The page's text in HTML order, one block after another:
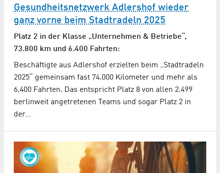
Gesundheitsnetzwerk Adlershof wieder
ganz vorne beim Stadtradeln 2025
Platz 2 in der Klasse „Unternehmen & Betriebe“,
73.800 km und 6.400 Fahrten:
Beschäftigte aus Adlershof erzielten beim „Stadtradeln
2025“ gemeinsam fast 74.000 Kilometer und mehr als
6.400 Fahrten. Das entspricht Platz 8 von allen 2.499
berlinweit angetretenen Teams und sogar Platz 2 in
der…